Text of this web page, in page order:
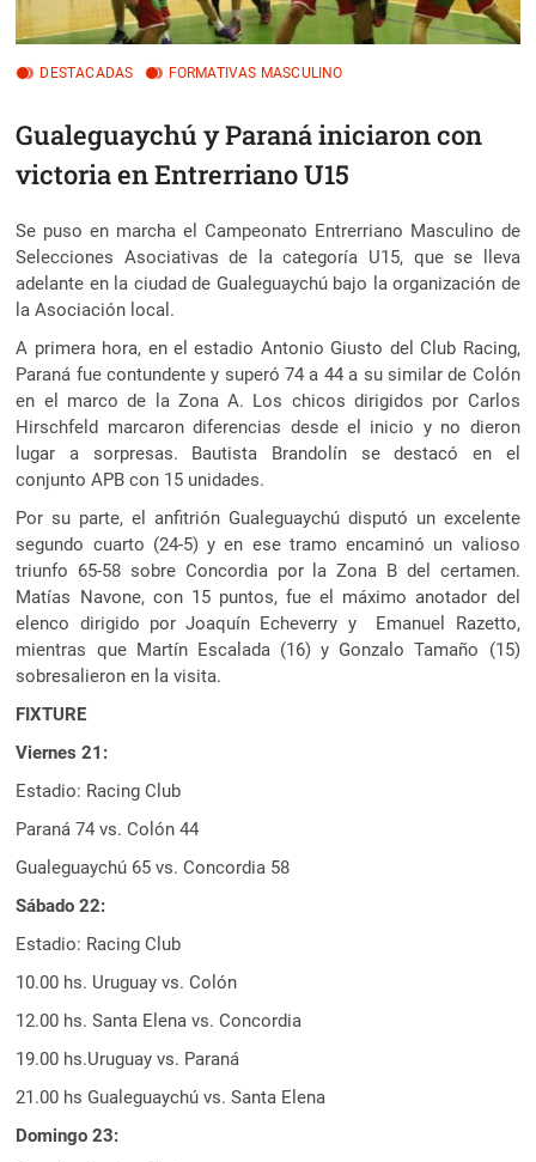
DESTACADAS FORMATIVAS MASCULINO
Gualeguaychú y Paraná iniciaron con
victoria en Entrerriano U15
Se puso en marcha el Campeonato Entrerriano Masculino de
Selecciones Asociativas de la categoría U15, que se lleva
adelante en la ciudad de Gualeguaychú bajo la organización de
la Asociación local.
A primera hora, en el estadio Antonio Giusto del Club Racing,
Paraná fue contundente y superó 74 a 44 a su similar de Colón
en el marco de la Zona A. Los chicos dirigidos por Carlos
Hirschfeld marcaron diferencias desde el inicio y no dieron
lugar a sorpresas. Bautista Brandolín se destacó en el
conjunto APB con 15 unidades.
Por su parte, el anfitrión Gualeguaychú disputó un excelente
segundo cuarto (24-5) y en ese tramo encaminó un valioso
triunfo 65-58 sobre Concordia por la Zona B del certamen.
Matías Navone, con 15 puntos, fue el máximo anotador del
elenco dirigido por Joaquín Echeverry y Emanuel Razetto,
mientras que Martín Escalada (16) y Gonzalo Tamaño (15)
sobresalieron en la visita.
FIXTURE
Viernes 21:
Estadio: Racing Club
Paraná 74 vs. Colón 44
Gualeguaychú 65 vs. Concordia 58
Sábado 22:
Estadio: Racing Club
10.00 hs. Uruguay vs. Colón
12.00 hs. Santa Elena vs. Concordia
19.00 hs.Uruguay vs. Paraná
21.00 hs Gualeguaychú vs. Santa Elena
Domingo 23: